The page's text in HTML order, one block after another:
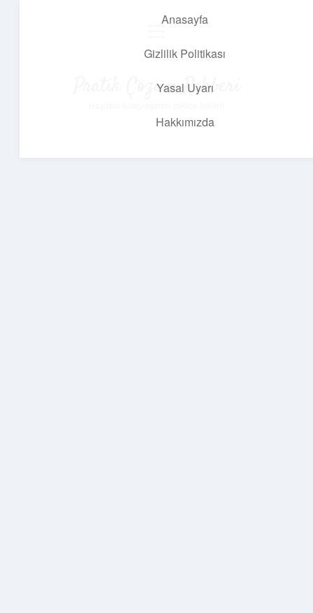
Anasayfa
Gizlilik Politikası
Yasal Uyarı
Hakkımızda
Pratik Çözüm Rehberi